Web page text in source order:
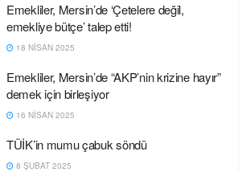
Emekliler, Mersin’de ‘Çetelere değil,
emekliye bütçe’ talep etti!
18 NISAN 2025
Emekliler, Mersin’de “AKP’nin krizine hayır”
demek için birleşiyor
16 NISAN 2025
TÜİK’in mumu çabuk söndü
8 ŞUBAT 2025